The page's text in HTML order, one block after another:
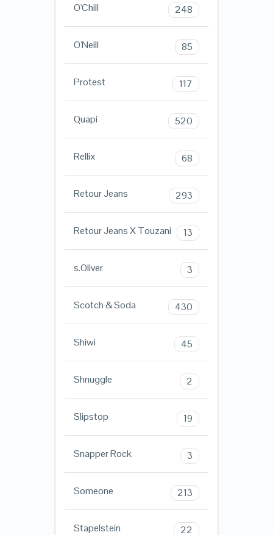
O'Chill 248
O'Neill 85
Protest 117
Quapi 520
Rellix 68
Retour Jeans 293
Retour Jeans X Touzani 13
s.Oliver 3
Scotch & Soda 430
Shiwi 45
Shnuggle 2
Slipstop 19
Snapper Rock 3
Someone 213
Stapelstein 22